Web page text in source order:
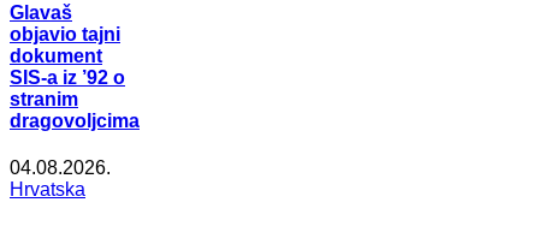
Glavaš
objavio tajni
dokument
SIS-a iz ’92 o
stranim
dragovoljcima
04.08.2026.
Hrvatska